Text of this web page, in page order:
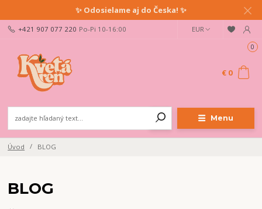
✨ Odosielame aj do Česka! ✨
Menu
EUR
+421 907 077 220 Po-Pi 10-16:00
0
€ 0
Úvod BLOG
BLOG